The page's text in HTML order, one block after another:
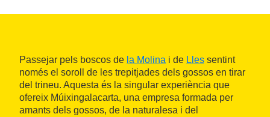
Passejar pels boscos de la Molina i de Lles sentint
només el soroll de les trepitjades dels gossos en tirar
del trineu. Aquesta és la singular experiència que
ofereix Múixingalacarta, una empresa formada per
amants dels gossos, de la naturalesa i del